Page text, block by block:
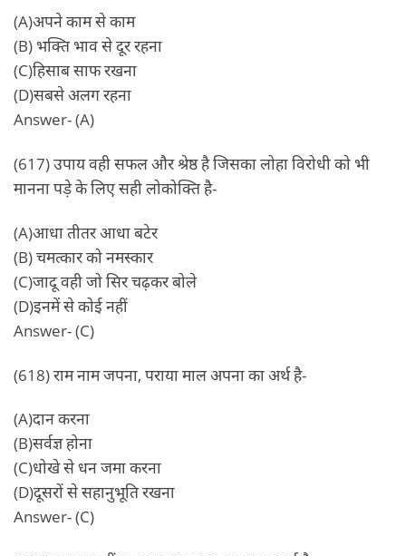
(A)अपने काम से काम
(B) भक्ति भाव से दूर रहना
(C)हिसाब साफ रखना
(D)सबसे अलग रहना
Answer- (A)
(617) उपाय वही सफल और श्रेष्ठ है जिसका लोहा विरोधी को भी
मानना पड़े के लिए सही लोकोक्ति है-
(A)आधा तीतर आधा बटेर
(B) चमत्कार को नमस्कार
(C)जादू वही जो सिर चढ़कर बोले
(D)इनमें से कोई नहीं
Answer- (C)
(618) राम नाम जपना, पराया माल अपना का अर्थ है-
(A)दान करना
(B)सर्वज्ञ होना
(C)धोखे से धन जमा करना
(D)दूसरों से सहानुभूति रखना
Answer- (C)